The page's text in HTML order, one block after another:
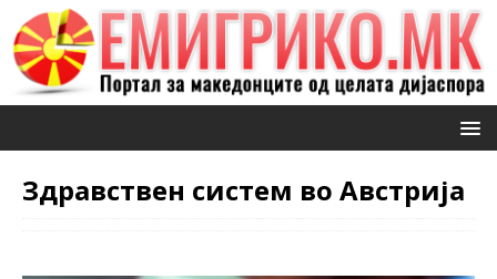
Здравствен систем во Австрија